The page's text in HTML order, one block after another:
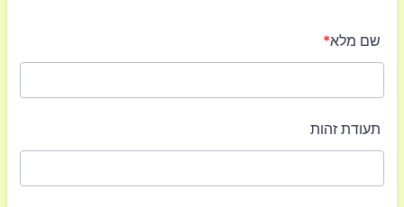
שם מלא*
תעודת זהות